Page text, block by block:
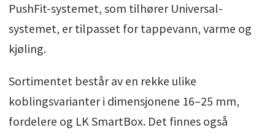
PushFit-systemet, som tilhører Universal-
systemet, er tilpasset for tappevann, varme og
kjøling.
Sortimentet består av en rekke ulike
koblingsvarianter i dimensjonene 16–25 mm,
fordelere og LK SmartBox. Det finnes også